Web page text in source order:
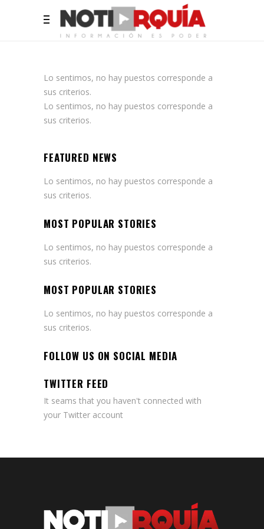
Lo sentimos, no hay puestos corresponde a
sus criterios.
Lo sentimos, no hay puestos corresponde a
sus criterios.
FEATURED NEWS
Lo sentimos, no hay puestos corresponde a
sus criterios.
MOST POPULAR STORIES
Lo sentimos, no hay puestos corresponde a
sus criterios.
MOST POPULAR STORIES
Lo sentimos, no hay puestos corresponde a
sus criterios.
FOLLOW US ON SOCIAL MEDIA
TWITTER FEED
It seams that you haven't connected with
your Twitter account